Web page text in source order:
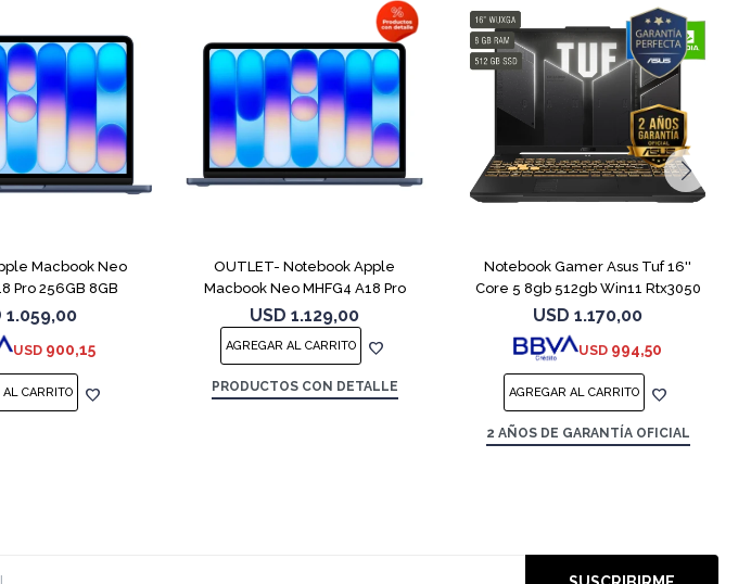
Macbook Neo
Pro 256GB 8GB
Indigo
1.059,00
USD 900,15
OUTLET- Notebook Apple
Macbook Neo MHFG4 A18 Pro
512GB 8GB
USD 1.129,00
PRODUCTOS CON DETALLE
Notebook Gamer Asus Tuf 16''
Core 5 8gb 512gb Win11 Rtx3050
USD 1.170,00
USD 994,50
2 AÑOS DE GARANTÍA OFICIAL